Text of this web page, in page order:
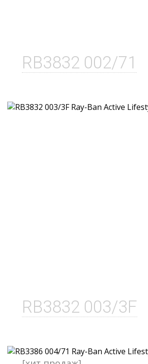
RB3832 002/71
RB3832 003/3F